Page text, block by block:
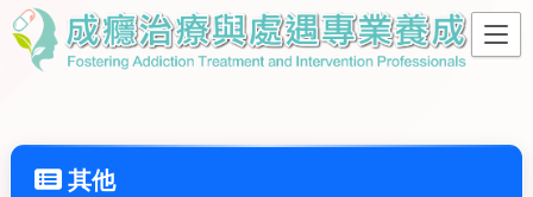
其他